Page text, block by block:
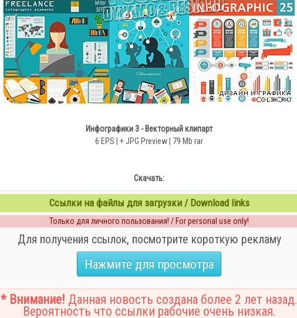
Инфографики 3 - Векторный клипарт
6 EPS | + JPG Preview | 79 Mb rar
Скачать:
Ссылки на файлы для загрузки / Download links
Только для личного пользования! / For personal use only!
Для получения ссылок, посмотрите короткую рекламу
Нажмите для просмотра
* Внимание! Данная новость создана более 2 лет назад.
Вероятность что ссылки рабочие очень низкая.